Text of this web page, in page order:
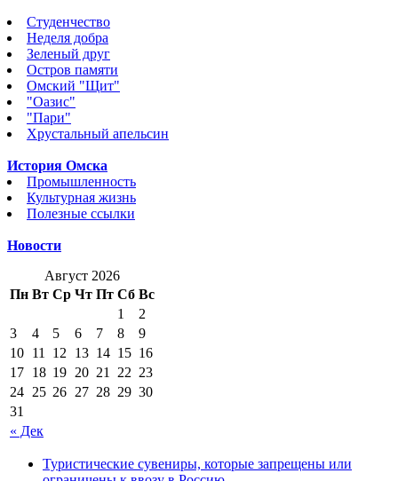
Студенчество
Неделя добра
Зеленый друг
Остров памяти
Омский "Щит"
"Оазис"
"Пари"
Хрустальный апельсин
История Омска
Промышленность
Культурная жизнь
Полезные ссылки
Новости
Август 2026
Пн Вт Ср Чт Пт Сб Вс
« Дек
1
2
3
4 5 6 7 8
9
10 11 12 13 14 15 16
17 18 19 20 21 22 23
24 25 26 27 28 29 30
31
Туристические сувениры, которые запрещены или